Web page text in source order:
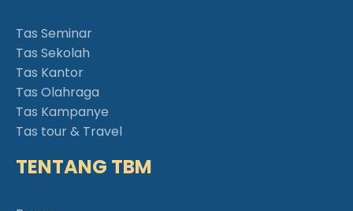
Tas Seminar
Tas Sekolah
Tas Kantor
Tas Olahraga
Tas Kampanye
Tas tour & Travel
TENTANG TBM